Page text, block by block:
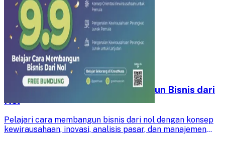
Promo Bundling - Cara Membangun Bisnis dari
Nol
Pelajari cara membangun bisnis dari nol dengan konsep
kewirausahaan, inovasi, analisis pasar, dan manajemen